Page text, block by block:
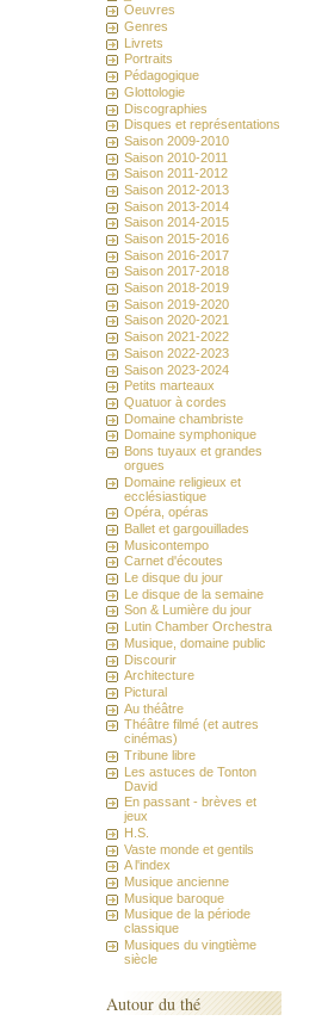
Oeuvres
Genres
Livrets
Portraits
Pédagogique
Glottologie
Discographies
Disques et représentations
Saison 2009-2010
Saison 2010-2011
Saison 2011-2012
Saison 2012-2013
Saison 2013-2014
Saison 2014-2015
Saison 2015-2016
Saison 2016-2017
Saison 2017-2018
Saison 2018-2019
Saison 2019-2020
Saison 2020-2021
Saison 2021-2022
Saison 2022-2023
Saison 2023-2024
Petits marteaux
Quatuor à cordes
Domaine chambriste
Domaine symphonique
Bons tuyaux et grandes
orgues
Domaine religieux et
ecclésiastique
Opéra, opéras
Ballet et gargouillades
Musicontempo
Carnet d'écoutes
Le disque du jour
Le disque de la semaine
Son & Lumière du jour
Lutin Chamber Orchestra
Musique, domaine public
Discourir
Architecture
Pictural
Au théâtre
Théâtre filmé (et autres
cinémas)
Tribune libre
Les astuces de Tonton
David
En passant - brèves et
jeux
H.S.
Vaste monde et gentils
A l'index
Musique ancienne
Musique baroque
Musique de la période
classique
Musiques du vingtième
siècle
Autour du thé